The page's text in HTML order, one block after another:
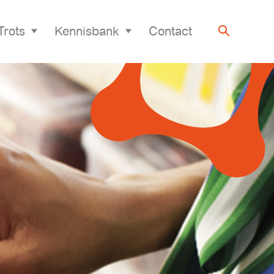
Kennisbank Contact